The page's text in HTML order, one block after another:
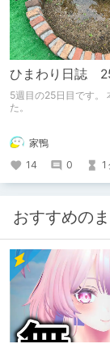
ひまわり日誌
5週目の25日目です。 本を買いまし
た。
家鴨
14
0 1
おすすめの